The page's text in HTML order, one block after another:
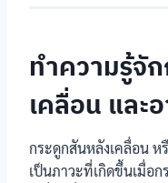
ทำความรู้จั
เคลื่อน และ
กระดูกสันหลังเคลื่อน ห
เป็นภาวะที่เกิดขึ้นเมื่อ